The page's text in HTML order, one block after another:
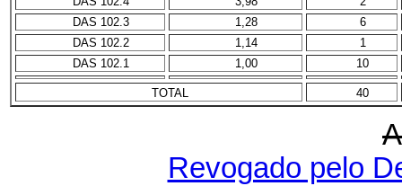
DAS 102.3
1,28
6
DAS 102.2
1,14
1
DAS 102.1
1,00 10
TOTAL 40
Revogado pelo